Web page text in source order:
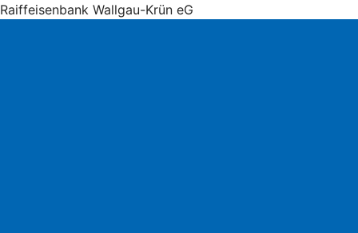
Raiffeisenbank Wallgau-Krün eG